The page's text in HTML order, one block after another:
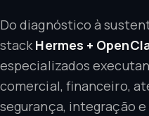
Do diagnóstico à
stackHermes +
especializados
comercial, financeiro,
segurança, integração